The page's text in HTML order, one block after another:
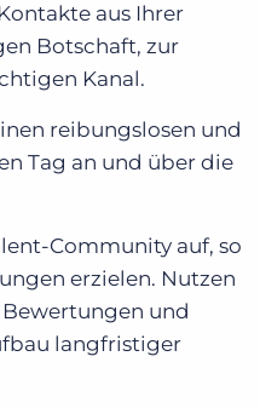
aus Ihrer
Botschaft, zur
Kanal.
reibungslosen und
Tag an und über die
Community auf, so
erzielen. Nutzen
und
langfristiger